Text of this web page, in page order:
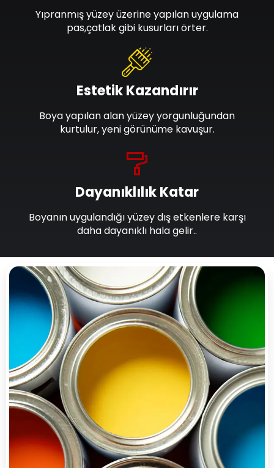
Dayanıklılık Katar
Boyanın uygulandığı yüzey dış etkenlere karşı
daha dayanıklı hala gelir..
Estetik Kazandırır
Boya yapılan alan yüzey yorgunluğundan
kurtulur, yeni görünüme kavuşur.
Yıpranmış yüzey üzerine yapılan uygulama
pas,çatlak gibi kusurları örter.